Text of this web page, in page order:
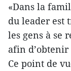
«Dans la
du leader est
les gens à se
afin
Ce point de